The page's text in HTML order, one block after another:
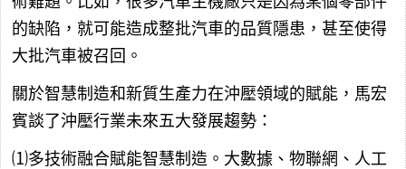
的缺陷，就可能造成整批汽車的品質隱患，甚至使得
大批汽車被召回。
關於智慧制造和新質生產力在沖壓領域的賦能，馬宏
賓談了沖壓行業未來五大發展趨勢：
⑴多技術融合賦能智慧制造。大數據、物聯網、人工